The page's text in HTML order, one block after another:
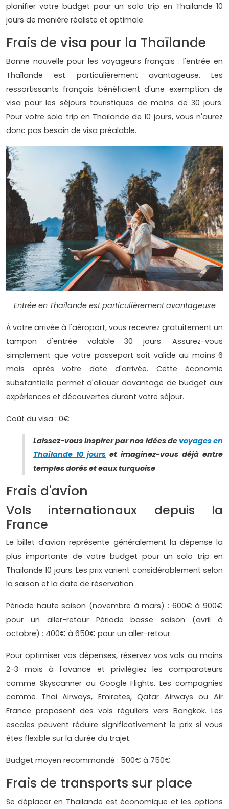
planifier votre budget pour un solo trip en Thailande 10
jours de manière réaliste et optimale.
Frais de visa pour la Thaïlande
Bonne nouvelle pour les voyageurs français : l'entrée en
Thaïlande est particulièrement avantageuse. Les
ressortissants français bénéficient d'une exemption de
visa pour les séjours touristiques de moins de 30 jours.
Pour votre solo trip en Thaïlande de 10 jours, vous n'aurez
donc pas besoin de visa préalable.
Entrée en Thaïlande est particulièrement avantageuse
À votre arrivée à l'aéroport, vous recevrez gratuitement un
tampon d'entrée valable 30 jours. Assurez-vous
simplement que votre passeport soit valide au moins 6
mois après votre date d'arrivée. Cette économie
substantielle permet d'allouer davantage de budget aux
expériences et découvertes durant votre séjour.
Coût du visa : 0€
Laissez-vous inspirer par nos idées devoyages en
Thaïlande 10 jours et imaginez-vous déjà entre
temples dorés et eaux turquoise
Frais d'avion
Vols internationaux depuis la
France
Le billet d'avion représente généralement la dépense la
plus importante de votre budget pour un solo trip en
Thailande 10 jours. Les prix varient considérablement selon
la saison et la date de réservation.
Période haute saison (novembre à mars) : 600€ à 900€
pour un aller-retour Période basse saison (avril à
octobre) : 400€ à 650€ pour un aller-retour.
Pour optimiser vos dépenses, réservez vos vols au moins
2-3 mois à l'avance et privilégiez les comparateurs
comme Skyscanner ou Google Flights. Les compagnies
comme Thai Airways, Emirates, Qatar Airways ou Air
France proposent des vols réguliers vers Bangkok. Les
escales peuvent réduire significativement le prix si vous
êtes flexible sur la durée du trajet.
Budget moyen recommandé : 500€ à 750€
Frais de transports sur place
Se déplacer en Thaïlande est économique et les options